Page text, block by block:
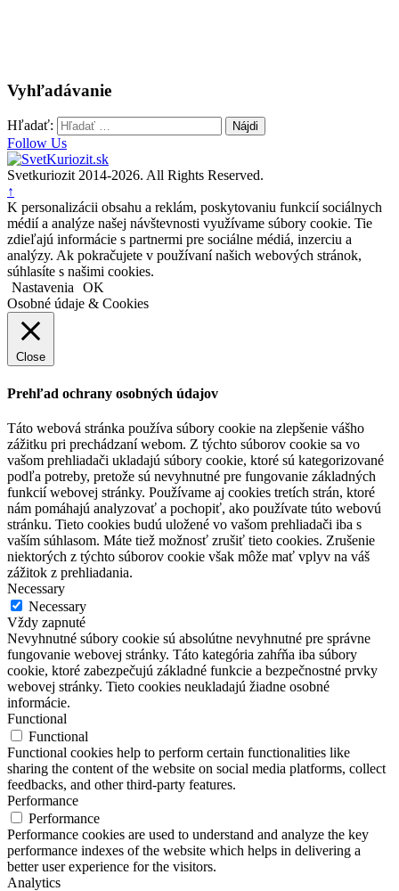
Vyhľadávanie
Hľadať:
Follow Us
Svetkuriozit 2014-2026. All Rights Reserved.
↑
K personalizácii obsahu a reklám, poskytovaniu funkcií sociálnych
médií a analýze našej návštevnosti využívame súbory cookie. Tie
zdieľajú informácie s partnermi pre sociálne médiá, inzerciu a
analýzy. Ak pokračujete v používaní našich webových stránok,
súhlasíte s našimi cookies.
Nastavenia
OK
Osobné údaje & Cookies
Close
Prehľad ochrany osobných údajov
Táto webová stránka používa súbory cookie na zlepšenie vášho
zážitku pri prechádzaní webom. Z týchto súborov cookie sa vo
vašom prehliadači ukladajú súbory cookie, ktoré sú kategorizované
podľa potreby, pretože sú nevyhnutné pre fungovanie základných
funkcií webovej stránky. Používame aj cookies tretích strán, ktoré
nám pomáhajú analyzovať a pochopiť, ako používate túto webovú
stránku. Tieto cookies budú uložené vo vašom prehliadači iba s
vaším súhlasom. Máte tiež možnosť zrušiť tieto cookies. Zrušenie
niektorých z týchto súborov cookie však môže mať vplyv na váš
zážitok z prehliadania.
Necessary
Necessary
Vždy zapnuté
Nevyhnutné súbory cookie sú absolútne nevyhnutné pre správne
fungovanie webovej stránky. Táto kategória zahŕňa iba súbory
cookie, ktoré zabezpečujú základné funkcie a bezpečnostné prvky
webovej stránky. Tieto cookies neukladajú žiadne osobné
informácie.
Functional
Functional
Functional cookies help to perform certain functionalities like
sharing the content of the website on social media platforms, collect
feedbacks, and other third-party features.
Performance
Performance
Performance cookies are used to understand and analyze the key
performance indexes of the website which helps in delivering a
better user experience for the visitors.
Analytics